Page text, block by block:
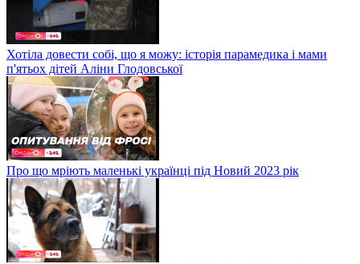
Хотіла довести собі, що я можу: історія парамедика і мами
п'ятьох дітей Аліни Глодовської
Про що мріють маленькі українці під Новий 2023 рік